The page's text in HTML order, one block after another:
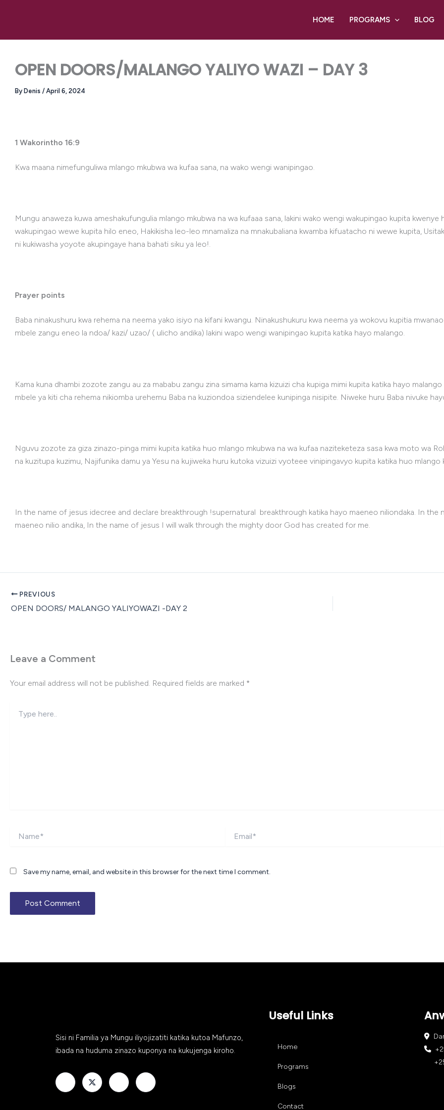
HOME PROGRAMS BLOG
OPEN DOORS/MALANGO YALIYO WAZI – DAY 3
By Denis / April 6, 2024
1 Wakorintho 16:9
Kwa maana nimefunguliwa mlango mkubwa wa kufaa sana, na wako wengi wanipingao.
Mungu anaweza kuwa ameshakufungulia mlango mkubwa na wa kufaaa sana, lakini wako wengi wakupingao kupita
wakupingao wewe kupita hilo eneo, Hakikisha leo-leo mnamaliza na mnakubaliana kwamba kifuatacho ni wewe kupita,
ni kukiwasha yoyote akupingaye hana bahati siku ya leo!.
Prayer points
Baba ninakushuru kwa rehema na neema yako isiyo na kifani kwangu. Ninakushukuru kwa neema ya wokovu kupitia
mbele zangu eneo la ndoa/ kazi/ uzao/ ( ulicho andika) lakini wapo wengi wanipingao kupita katika hayo malango.
Kama kuna dhambi zozote zangu au za mababu zangu zina simama kama kizuizi cha kupiga mimi kupita katika hayo
mbele ya kiti cha rehema nikiomba urehemu Baba na kuziondoa siziendelee kunipinga nisipite. Niweke huru Baba nivuke
Nguvu zozote za giza zinazo-pinga mimi kupita katika huo mlango mkubwa na wa kufaa naziteketeza sasa kwa moto wa
na kuzitupa kuzimu, Najifunika damu ya Yesu na kujiweka huru kutoka vizuizi vyoteee vinipingavyo kupita katika huo mlango
In the name of jesus idecree and declare breakthrough !supernatural breakthrough katika hayo maeneo niliondaka. In the
maeneo nilio andika, In the name of jesus I will walk through the mighty door God has created for me.
PREVIOUS
OPEN DOORS/ MALANGO YALIYOWAZI -DAY 2
Leave a Comment
Your email address will not be published. Required fields are marked *
here..
Save my name, email, and website in this browser for the next time I comment.
Sisi ni Familia ya Mungu iliyojizatiti katika kutoa Mafunzo,
ibada na huduma zinazo kuponya na kukujenga kiroho.
Useful Links
Home
Programs
Blogs
Contact